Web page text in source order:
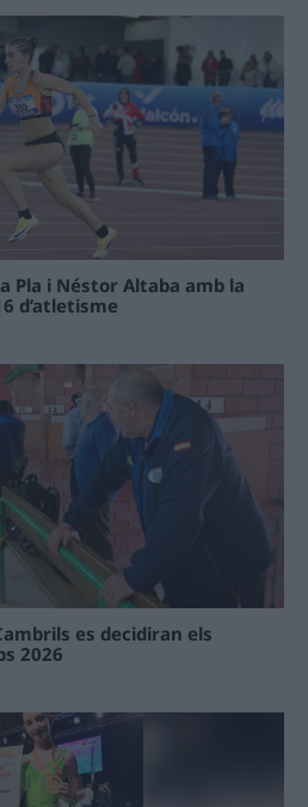
Pla i Néstor Altaba amb la
d’atletisme
es decidiran els
2026